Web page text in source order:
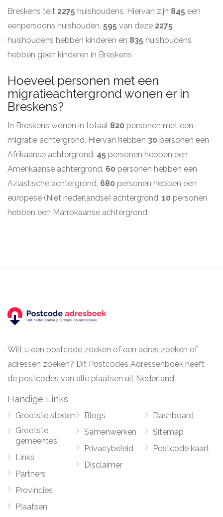
Breskens telt 2275 huishoudens. Hiervan zijn 845 een
eenpersoons huishouden. 595 van deze 2275
huishoudens hebben kinderen en 835 huishoudens
hebben geen kinderen in Breskens
Hoeveel personen met een
migratieachtergrond wonen er in
Breskens?
In Breskens wonen in totaal 820 personen met een
migratie achtergrond. Hiervan hebben 30 personen een
Afrikaanse achtergrond. 45 personen hebben een
Amerikaanse achtergrond. 60 personen hebben een
Aziastische achtergrond. 680 personen hebben een
europese (Niet nederlandse) achtergrond. 10 personen
hebben een Marrokaanse achtergrond.
Wilt u een postcode zoeken of een adres zoeken of
adressen zoeken? Dit Postcodes Adressenboek heeft
de postcodes van alle plaatsen uit Nederland.
Handige Links
Grootste steden
Grootste
gemeentes
Links
Partners
Provincies
Plaatsen
Blogs
Samenwerken
Privacybeleid
Disclaimer
Dashboard
Sitemap
Postcode kaart